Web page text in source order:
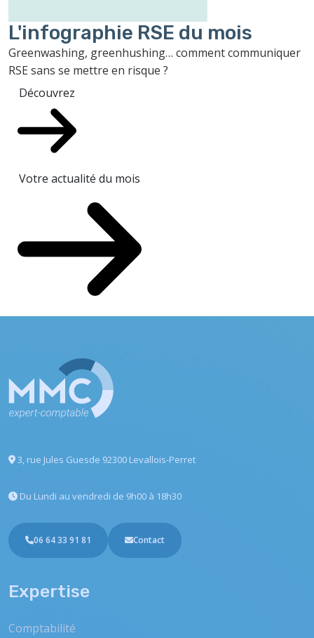
L'infographie RSE du mois
Greenwashing, greenhushing… comment communiquer
RSE sans se mettre en risque ?
Découvrez
Votre actualité du mois
3, rue Jules Guesde 92300 Levallois-Perret
Du Lundi au vendredi de 9h00 à 18h30
06 64 33 91 81 Contact
Expertise
Comptabilité